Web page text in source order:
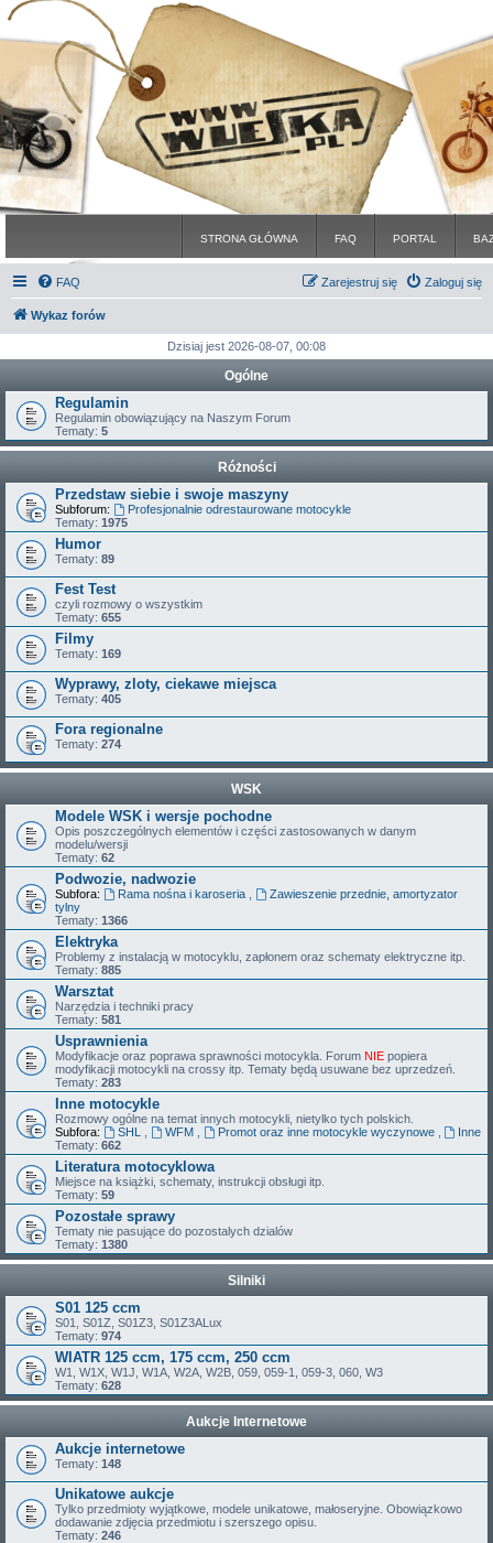
STRONA GŁÓWNA FAQ PORTAL
FAQ Zaloguj się
Zarejestruj się
Wykaz forów
Dzisiaj jest 2026-08-07, 00:08
Ogólne
Regulamin
Regulamin obowiązujący na Naszym Forum
Tematy: 5
Różności
Przedstaw siebie i swoje maszyny
Subforum:
Profesjonalnie odrestaurowane motocykle
Tematy: 1975
Humor
Tematy: 89
Fest Test
czyli rozmowy o wszystkim
Tematy: 655
Filmy
Tematy: 169
Wyprawy, zloty, ciekawe miejsca
Tematy: 405
Fora regionalne
Tematy: 274
WSK
Modele WSK i wersje pochodne
Opis poszczególnych elementów i części zastosowanych w danym
modelu/wersji
Tematy: 62
Podwozie, nadwozie
Subfora: Rama nośna i karoseria
Zawieszenie przednie, amortyzator
tylny
Tematy: 1366
Elektryka
Problemy z instalacją w motocyklu, zapłonem oraz schematy elektryczne itp.
Tematy: 885
Warsztat
Narzędzia i techniki pracy
Tematy: 581
Usprawnienia
Modyfikacje oraz poprawa sprawności motocykla. Forum NIE popiera
modyfikacji motocykli na crossy itp. Tematy będą usuwane bez uprzedzeń.
Tematy: 283
Inne motocykle
Rozmowy ogólne na temat innych motocykli, nietylko tych polskich.
Subfora:
SHL WFM Promot oraz inne motocykle wyczynowe
Inne
Tematy: 662
Literatura motocyklowa
Miejsce na książki, schematy, instrukcji obsługi itp.
Tematy: 59
Pozostałe sprawy
Tematy nie pasujące do pozostalych dzialów
Tematy: 1380
Silniki
S01 125 ccm
S01, S01Z, S01Z3, S01Z3ALux
Tematy: 974
WIATR 125 ccm, 175 ccm, 250 ccm
W1, W1X, W1J, W1A, W2A, W2B, 059, 059-1, 059-3, 060, W3
Tematy: 628
Aukcje Internetowe
Aukcje internetowe
Tematy: 148
Unikatowe aukcje
Tylko przedmioty wyjątkowe, modele unikatowe, małoseryjne. Obowiązkowo
dodawanie zdjęcia przedmiotu i szerszego opisu.
Tematy: 246